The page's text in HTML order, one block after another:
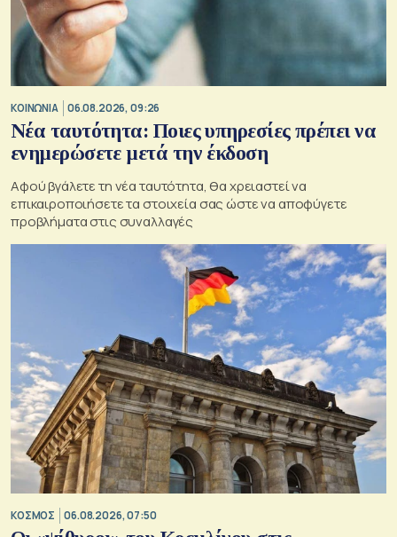
ΚΟΙΝΩΝΙΑ 06.08.2026, 09:26
Νέα ταυτότητα: Ποιες υπηρεσίες πρέπει να
ενημερώσετε μετά την έκδοση
Αφού βγάλετε τη νέα ταυτότητα, θα χρειαστεί να
επικαιροποιήσετε τα στοιχεία σας ώστε να αποφύγετε
προβλήματα στις συναλλαγές
ΚΟΣΜΟΣ 06.08.2026, 07:50